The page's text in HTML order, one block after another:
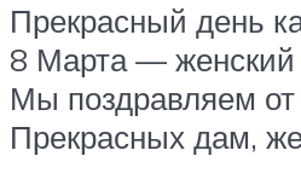
Прекрасный день
8 Марта — женский
Мы поздравляем
Прекрасных дам,